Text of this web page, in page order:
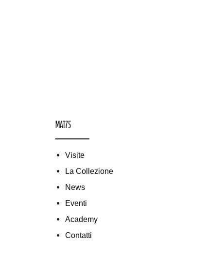
mAT75
Visite
La Collezione
News
Eventi
Academy
Contatti